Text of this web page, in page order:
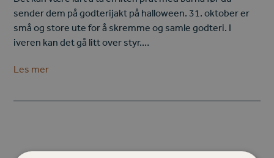
sender dem på godterijakt på halloween. 31. oktober er
små og store ute for å skremme og samle godteri. I
iveren kan det gå litt over styr.…
Les mer